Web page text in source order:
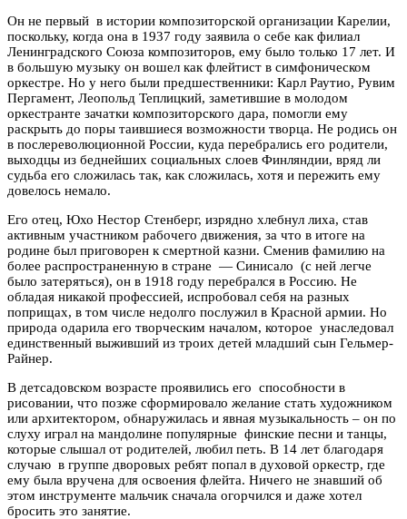
Он не первый в истории композиторской организации Карелии,
поскольку, когда она в 1937 году заявила о себе как филиал
Ленинградского Союза композиторов, ему было только 17 лет. И
в большую музыку он вошел как флейтист в симфоническом
оркестре. Но у него были предшественники: Карл Раутио, Рувим
Пергамент, Леопольд Теплицкий, заметившие в молодом
оркестранте зачатки композиторского дара, помогли ему
раскрыть до поры таившиеся возможности творца. Не родись он
в послереволюционной России, куда перебрались его родители,
выходцы из беднейших социальных слоев Финляндии, вряд ли
судьба его сложилась так, как сложилась, хотя и пережить ему
довелось немало.
Его отец, Юхо Нестор Стенберг, изрядно хлебнул лиха, став
активным участником рабочего движения, за что в итоге на
родине был приговорен к смертной казни. Сменив фамилию на
более распространенную в стране — Синисало (с ней легче
было затеряться), он в 1918 году перебрался в Россию. Не
обладая никакой профессией, испробовал себя на разных
поприщах, в том числе недолго послужил в Красной армии. Но
природа одарила его творческим началом, которое унаследовал
единственный выживший из троих детей младший сын Гельмер-
Райнер.
В детсадовском возрасте проявились его способности в
рисовании, что позже сформировало желание стать художником
или архитектором, обнаружилась и явная музыкальность – он по
слуху играл на мандолине популярные финские песни и танцы,
которые слышал от родителей, любил петь. В 14 лет благодаря
случаю в группе дворовых ребят попал в духовой оркестр, где
ему была вручена для освоения флейта. Ничего не знавший об
этом инструменте мальчик сначала огорчился и даже хотел
бросить это занятие.